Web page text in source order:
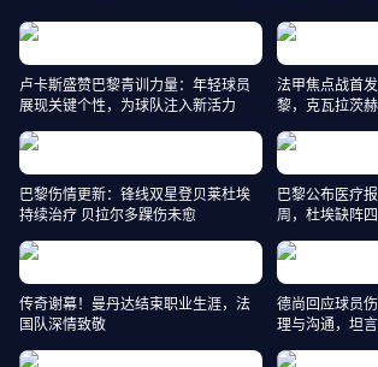
卢卡斯盛赞巴黎青训力量：年轻球员
展现关键个性，为球队注入新活力
法甲焦点战首
黎，克瓦拉茨
巴黎伤情更新：锋线双星登贝莱杜埃
持续治疗 贝拉尔多踝伤未愈
巴黎公布医疗
周，杜埃缺阵四
传奇谢幕！曼丹达结束职业生涯，法
国队深情致敬
德尚回应球员
理与沟通，坦